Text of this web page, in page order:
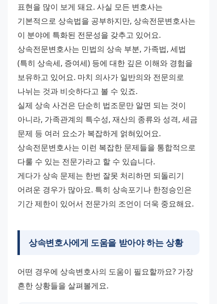
표현을 많이 보게 돼요. 사실 모든 변호사는
기본적으로 상속법을 공부하지만, 상속전문변호사는
이 분야에 특화된 전문성을 갖추고 있어요.
상속전문변호사는 민법의 상속 부분, 가족법, 세법
(특히 상속세, 증여세) 등에 대한 깊은 이해와 경험을
보유하고 있어요. 마치 의사가 일반의와 전문의로
나뉘는 것과 비슷하다고 볼 수 있죠.
실제 상속 사건은 단순히 법조문만 알면 되는 것이
아니라, 가족관계의 특수성, 재산의 종류와 성격, 세금
문제 등 여러 요소가 복잡하게 얽혀있어요.
상속전문변호사는 이런 복잡한 문제들을 통합적으로
다룰 수 있는 전문가라고 할 수 있습니다.
게다가 상속 문제는 한번 잘못 처리하면 되돌리기
어려운 경우가 많아요. 특히 상속포기나 한정승인은
기간 제한이 있어서 전문가의 조언이 더욱 중요해요.
상속변호사에게 도움을 받아야 하는 상황
어떤 경우에 상속변호사의 도움이 필요할까요? 가장
흔한 상황들을 살펴볼게요.